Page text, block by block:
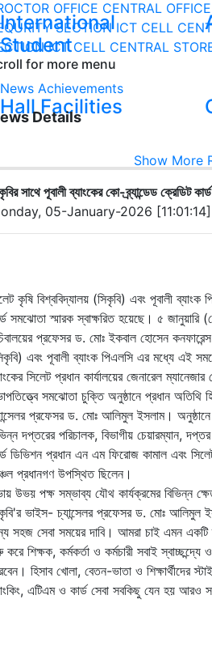
International
Student
Hall Facilities
Show More
OFFICE CENTRAL OFFICE
SECTION ICT CELL
ICT CELL CENTRAL
for more menu
News Achievements
Details
সাথে পূবালী ব্যাংকের কো-ব্র্যান্ডেড ক্রেডিট
05-January-2026 [11:01:14]
কৃষি বিশ্ববিদ্যালয় (সিকৃবি) এবং পূবালী ব্যাংক
সমঝোতা স্মারক স্বাক্ষরিত হয়েছে। ৫ জানুয়ারি
প্রফেসর ড. মোঃ ইকবাল হোসেন
এবং পূবালী ব্যাংক পিএলসি এর মধ্যে এই
সিলেট প্রধান কার্যালয়ের জেনারেল
সমঝোতা চুক্তি অনুষ্ঠানে প্রধান অতিথি
প্রফেসর ড. মোঃ আলিমুল ইসলাম। অনুষ্ঠানে
দপ্তরের পরিচালক, বিভাগীয় চেয়ারম্যান,
ডিভিশন প্রধান এন এম ফিরোজ কামাল এবং
প্রধানগণ উপস্থিত ছিলেন।
উভয় পক্ষ সম্ভাব্য যৌথ কার্যক্রমের বিভিন্ন
ভাইস- চ্যান্সেলর প্রফেসর ড. মোঃ আলিমুল
সহজ সেবা সময়ের দাবি। আমরা চাই এমন একটি
শিক্ষক, কর্মকর্তা ও কর্মচারী সবাই স্বাচ্ছন্দ্যে
হিসাব খোলা, বেতন-ভাতা ও শিক্ষার্থীদের
এটিএম ও কার্ড সেবা সবকিছু যেন হয়